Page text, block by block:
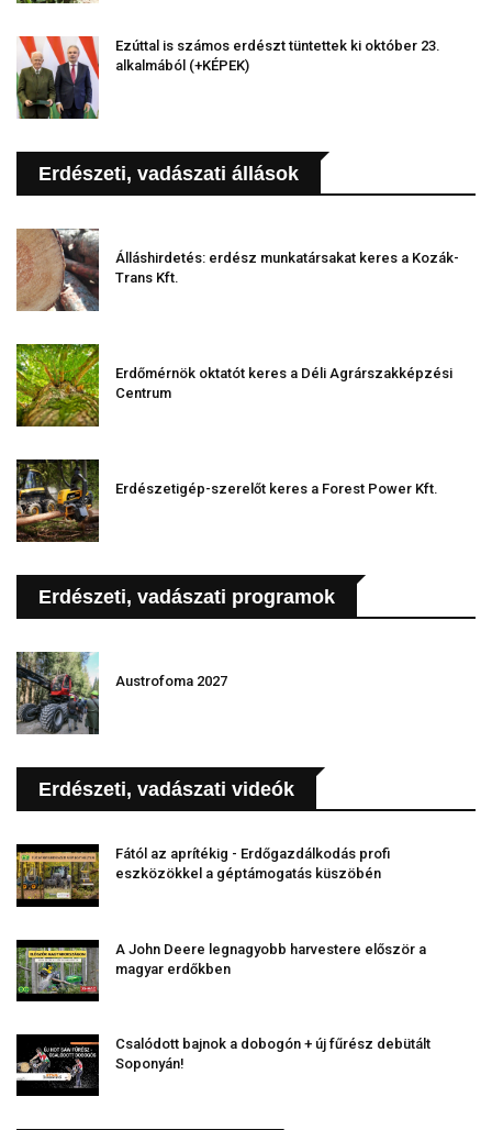
Ezúttal is számos erdészt tüntettek ki október 23.
alkalmából (+KÉPEK)
Erdészeti, vadászati állások
Álláshirdetés: erdész munkatársakat keres a Kozák-
Trans Kft.
Erdőmérnök oktatót keres a Déli Agrárszakképzési
Centrum
Erdészetigép-szerelőt keres a Forest Power Kft.
Erdészeti, vadászati programok
Austrofoma 2027
Erdészeti, vadászati videók
Fától az aprítékig - Erdőgazdálkodás profi
eszközökkel a géptámogatás küszöbén
A John Deere legnagyobb harvestere először a
magyar erdőkben
Csalódott bajnok a dobogón + új fűrész debütált
Soponyán!